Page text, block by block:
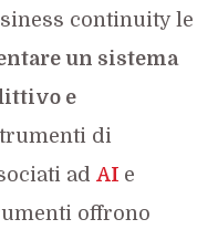
continuity le
un sistema
e
di
ad AI e
offrono